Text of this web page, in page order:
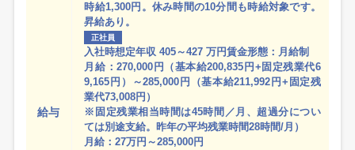
給与
時給1,300円。休み時間の10分間も時給対象です。
昇給あり。
正社員
入社時想定年収 405～427 万円賃金形態：月給制
月給：270,000円（基本給200,835円+固定残業代6
9,165円）～285,000円（基本給211,992円+固定残
業代73,008円）
※固定残業相当時間は45時間／月、超過分につい
ては別途支給。昨年の平均残業時間28時間/月）
月給：27万円～285,000円